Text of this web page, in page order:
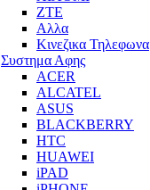
ZTE
Αλλα
Κινεζικα Τηλεφωνα
Συστημα Αφης
ACER
ALCATEL
ASUS
BLACKBERRY
HTC
HUAWEI
iPAD